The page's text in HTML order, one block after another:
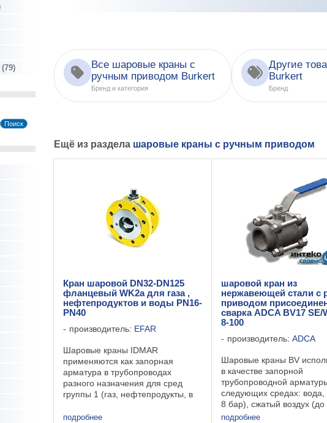
79
Все шаровые краны с
ручным приводом Burkert
Бренд и категория
Другие
Burkert
Бренд
Ещё из раздела шаровые краны с ручным приводом
Кран шаровой DN32-DN125
фланцевый WK2a для газа ,
нефтепродуктов и воды PN16-
PN40
производитель: EFAR
Шаровые краны IDMAR
применяются как запорная
арматура в трубопроводах
разного назначения для сред
группы 1 (газ, нефтепродукты, в
и группы 2 (вода, пар, воздух и
подробнее
шаровой кран из
нержавеющей стали с
приводом
сварка ADCA BV17 SE/
8-100
производитель: ADCA
Шаровые краны BV
в качестве запорной
трубопроводной
следующих средах: вода,
8 бар), сжатый воздух (до
спирты (до 6 бар), слабо
подробнее